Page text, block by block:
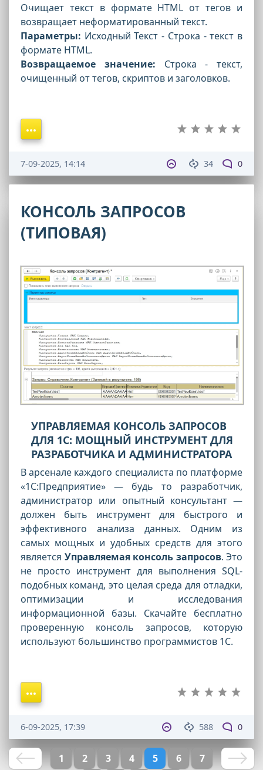
Очищает текст в формате HTML от тегов и
возвращает неформатированный текст.
Параметры: Исходный Текст - Строка - текст в
формате HTML.
Возвращаемое значение: Строка - текст,
очищенный от тегов, скриптов и заголовков.
34 0
7-09-2025, 14:14
КОНСОЛЬ ЗАПРОСОВ
(ТИПОВАЯ)
УПРАВЛЯЕМАЯ КОНСОЛЬ ЗАПРОСОВ
ДЛЯ 1С: МОЩНЫЙ ИНСТРУМЕНТ ДЛЯ
РАЗРАБОТЧИКА И АДМИНИСТРАТОРА
В арсенале каждого специалиста по платформе
«1С:Предприятие» — будь то разработчик,
администратор или опытный консультант —
должен быть инструмент для быстрого и
эффективного анализа данных. Одним из
самых мощных и удобных средств для этого
является Управляемая консоль запросов. Это
не просто инструмент для выполнения SQL-
подобных команд, это целая среда для отладки,
оптимизации и исследования
информационной базы. Скачайте бесплатно
проверенную консоль запросов, которую
используют большинство программистов 1С.
588 0
6-09-2025, 17:39
1 2 3 4 5 6 7